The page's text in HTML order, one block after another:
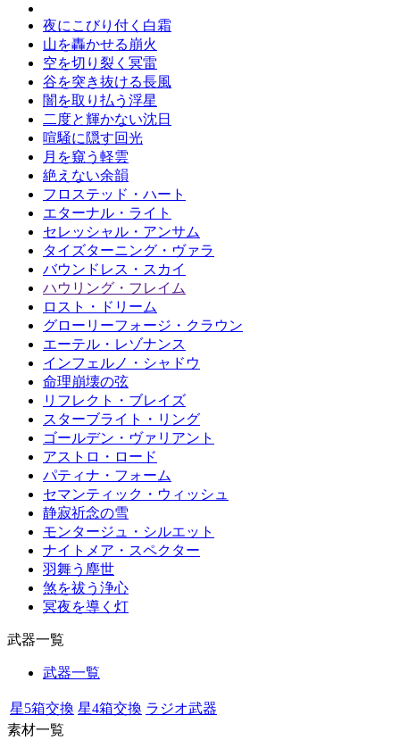
夜にこびり付く白霜
山を轟かせる崩火
空を切り裂く冥雷
谷を突き抜ける長風
闇を取り払う浮星
二度と輝かない沈日
喧騒に隠す回光
月を窺う軽雲
絶えない余韻
フロステッド・ハート
エターナル・ライト
セレッシャル・アンサム
タイズターニング・ヴァラ
バウンドレス・スカイ
ハウリング・フレイム
ロスト・ドリーム
グローリーフォージ・クラウン
エーテル・レゾナンス
インフェルノ・シャドウ
命理崩壊の弦
リフレクト・ブレイズ
スターブライト・リング
ゴールデン・ヴァリアント
アストロ・ロード
パティナ・フォーム
セマンティック・ウィッシュ
静寂祈念の雪
モンタージュ・シルエット
ナイトメア・スペクター
羽舞う塵世
煞を祓う浄心
冥夜を導く灯
武器一覧
武器一覧
星5箱交換 星4箱交換 ラジオ武器
素材一覧